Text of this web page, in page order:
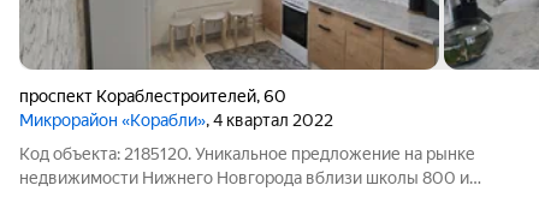
проспект Кораблестроителей,60
Микрорайон «Корабли», 4 квартал 2022
Код объекта: 2185120. Уникальное предложение на рынке
недвижимости Нижнего Новгорода вблизи школы 800 и